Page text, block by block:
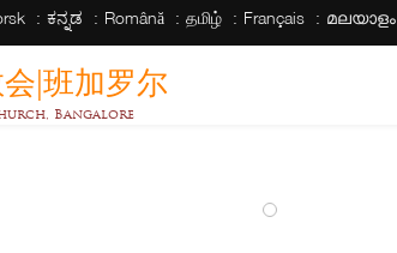
ಕನ್ನಡ Română தமிழ் Français മലയാളം
|班加罗尔
Bangalore